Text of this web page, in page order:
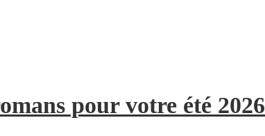
pour votre été 2026